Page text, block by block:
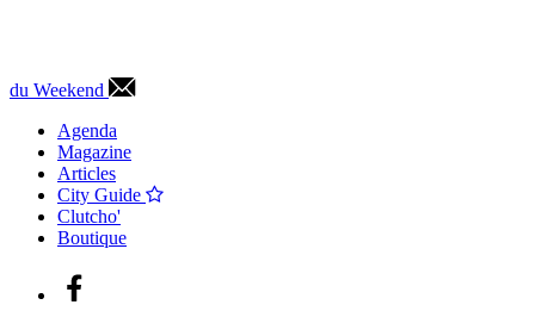
du Weekend
Agenda
Magazine
Articles
City Guide
Clutcho'
Boutique